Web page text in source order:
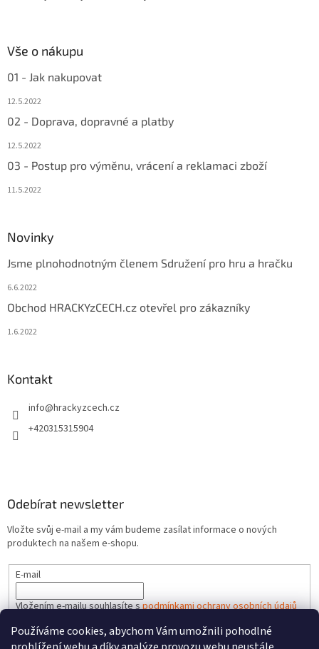
Používáme cookies, abychom Vám umožnili pohodlné
Vše o nákupu
01 - Jak nakupovat
12.5.2022
02 - Doprava, dopravné a platby
12.5.2022
03 - Postup pro výměnu, vrácení a reklamaci zboží
11.5.2022
Novinky
Jsme plnohodnotným členem Sdružení pro hru a hračku
6.6.2022
Obchod HRACKYzCECH.cz otevřel pro zákazníky
1.6.2022
Kontakt
info@hrackyzcech.cz
+420315315904
Odebírat newsletter
Vložte svůj e-mail a my vám budeme zasílat informace o nových
produktech na našem e-shopu.
E-mail
Vložením e-mailu souhlasíte spodmínkami ochrany osobních údajů
PŘIHLÁSIT SE